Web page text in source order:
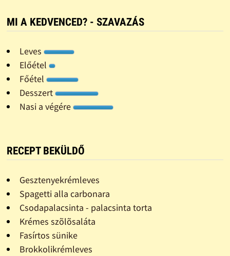
MI A KEDVENCED? - SZAVAZÁS
Leves
Előétel
Főétel
Desszert
Nasi a végére
RECEPT BEKÜLDŐ
Gesztenyekrémleves
Spagetti alla carbonara
Csodapalacsinta - palacsinta torta
Krémes szõlõsaláta
Fasírtos sünike
Brokkolikrémleves